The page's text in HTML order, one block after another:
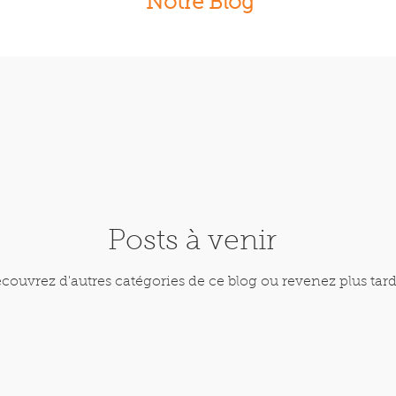
Posts à venir
d'autres catégories de ce blog ou revenez plus